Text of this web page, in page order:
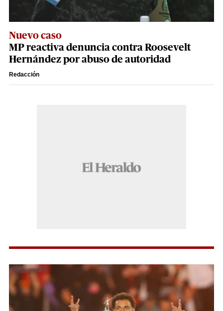
Nuevo caso
MP reactiva denuncia contra Roosevelt
Hernández por abuso de autoridad
Redacción